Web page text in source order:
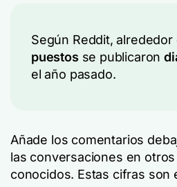
Según Reddit,
puestos se publicaron
el año pasado.
Añade los comentarios
las conversaciones en
conocidos. Estas cifras son